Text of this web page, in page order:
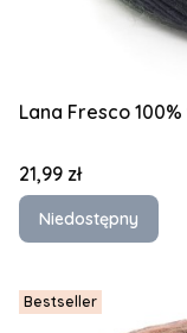
Lana Fresco
Cena
21,99 zł
Niedostępny
Bestseller